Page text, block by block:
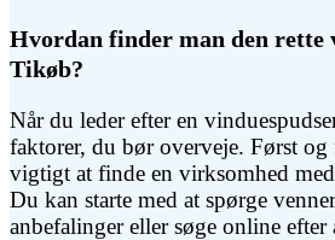
Hvordan finder man den rette
Tikøb?
Når du leder efter en
faktorer, du bør overveje. Først og
vigtigt at finde en virksomhed
Du kan starte med at spørge
anbefalinger eller søge online efter